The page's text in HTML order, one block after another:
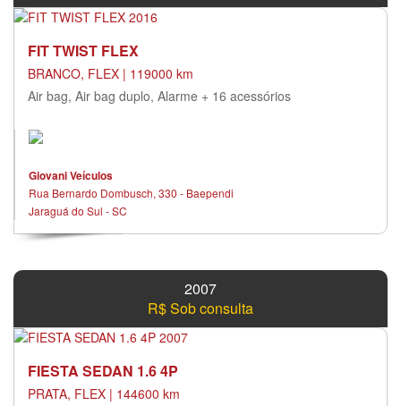
FIT TWIST FLEX
BRANCO, FLEX | 119000 km
Air bag, Air bag duplo, Alarme + 16 acessórios
Giovani Veículos
Rua Bernardo Dombusch, 330 - Baependi
Jaraguá do Sul - SC
2007
R$ Sob consulta
FIESTA SEDAN 1.6 4P
PRATA, FLEX | 144600 km